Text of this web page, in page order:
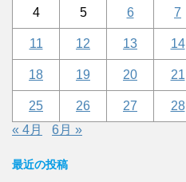
4 5 6 7
11 12 13 14
18 19 20 21
25 26 27 28
« 4月
6月 »
最近の投稿